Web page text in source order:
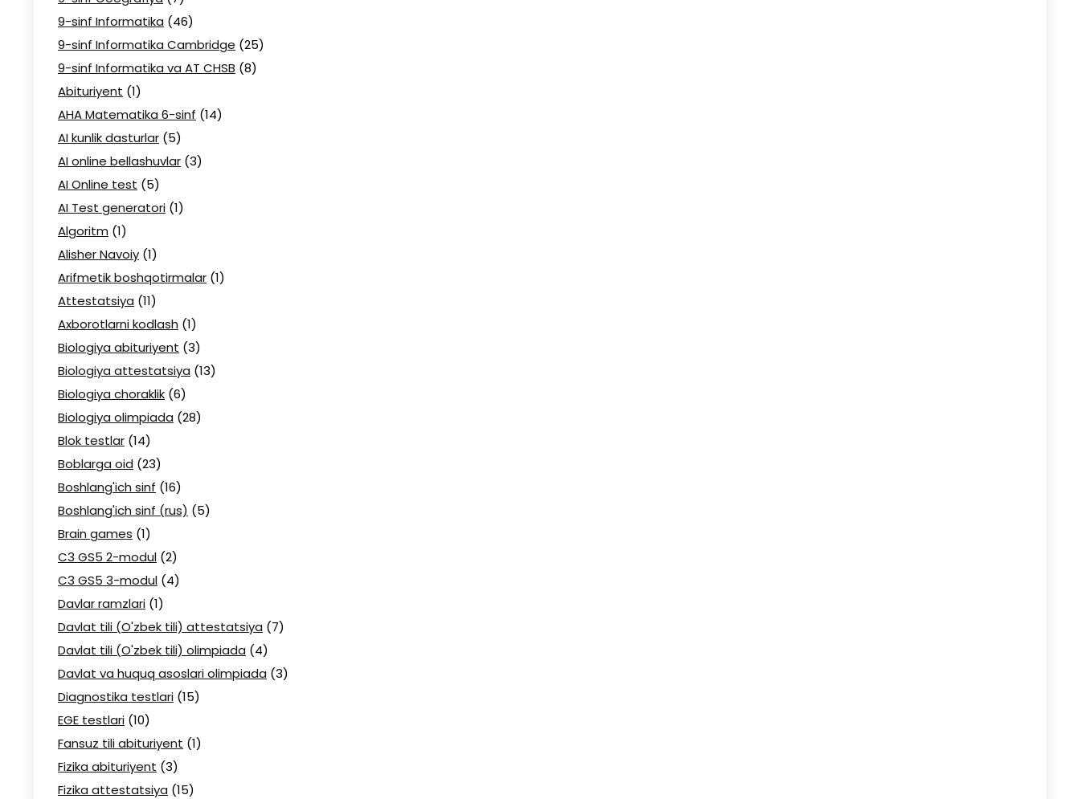
9-sinf Informatika (46)
9-sinf Informatika Cambridge (25)
9-sinf Informatika va AT CHSB (8)
Abituriyent (1)
AHA Matematika 6-sinf (14)
AI kunlik dasturlar (5)
AI online bellashuvlar (3)
AI Online test (5)
AI Test generatori (1)
Algoritm (1)
Alisher Navoiy (1)
Arifmetik boshqotirmalar (1)
Attestatsiya (11)
Axborotlarni kodlash (1)
Biologiya abituriyent (3)
Biologiya attestatsiya (13)
Biologiya choraklik (6)
Biologiya olimpiada (28)
Blok testlar (14)
Boblarga oid (23)
Boshlang'ich sinf (16)
Boshlang'ich sinf (rus) (5)
Brain games (1)
C3 GS5 2-modul (2)
C3 GS5 3-modul (4)
Davlar ramzlari (1)
Davlat tili (O'zbek tili) attestatsiya (7)
Davlat tili (O'zbek tili) olimpiada (4)
Davlat va huquq asoslari olimpiada (3)
Diagnostika testlari (15)
EGE testlari (10)
Fansuz tili abituriyent (1)
Fizika abituriyent (3)
Fizika attestatsiya (15)